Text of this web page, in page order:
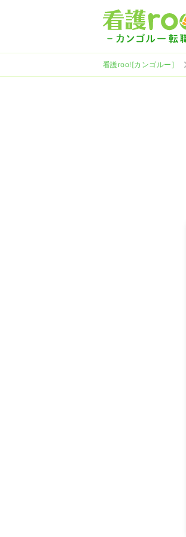
看護roo![カンゴルー]